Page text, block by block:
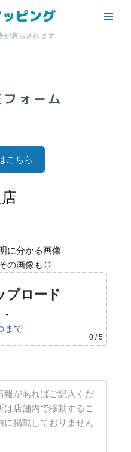
が表示されます
ォーム
こちら
に分かる画像
の画像も◎
プロード
-
まで
0 / 5